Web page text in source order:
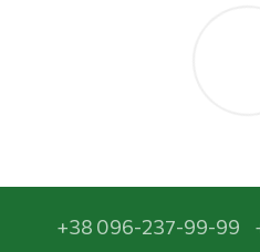
+38 096-237-99-99